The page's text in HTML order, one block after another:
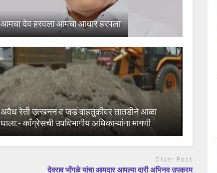
आमचा देव हरवला आमचा आधार हरपला
अवैध रेती उत्खनन व जड वाहतुकीवर तातडीने आळा
घाला:- काँग्रेसची उपविभागीय अधिकाऱ्यांना मागणी
Older Post
देवराव भोंगळे यांचा आमदार आपल्या दारी अभिनव उपक्रम